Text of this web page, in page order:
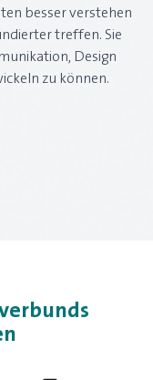
besser verstehen
treffen. Sie
Design
zu können.